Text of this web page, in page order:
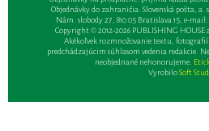
Objednávky do zahraničia: Slovenská pošta, a.
Nám. slobody 27, 810 05 Bratislava 15, e-mail:
Copyright © 2012-2026 PUBLISHING HOUSE
Akékoľvek rozmnožovanie textu, fotografií
predchádzajúcim súhlasom vedenia redakcie.
neobjednané nehonorujeme.
VyrobiloSoft